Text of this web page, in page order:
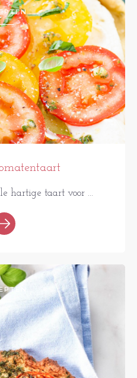
hartige taart voor ...